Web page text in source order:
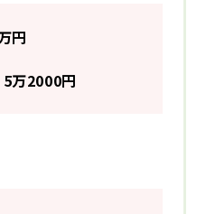
円
5万2000円